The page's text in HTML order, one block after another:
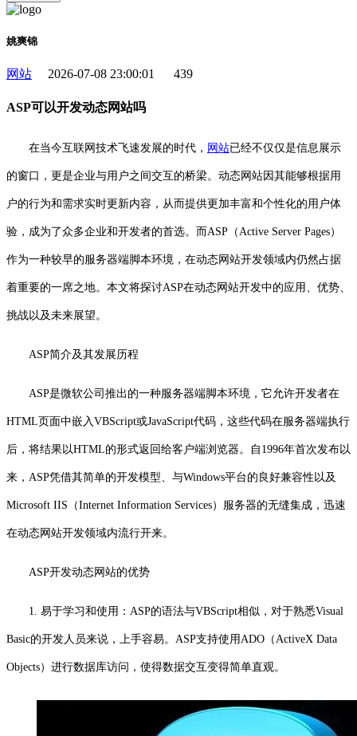
姚爽锦
网站 2026-07-08 23:00:01 439
ASP可以开发动态网站吗
在当今互联网技术飞速发展的时代， 网站已经不仅仅是信息展示
的窗口，更是企业与用户之间交互的桥梁。动态网站因其能够根据用
户的行为和需求实时更新内容，从而提供更加丰富和个性化的用户体
验，成为了众多企业和开发者的首选。而ASP（Active Server Pages）
作为一种较早的服务器端脚本环境，在动态网站开发领域内仍然占据
着重要的一席之地。本文将探讨ASP在动态网站开发中的应用、优势、
挑战以及未来展望。
ASP简介及其发展历程
ASP是微软公司推出的一种服务器端脚本环境，它允许开发者在
HTML页面中嵌入VBScript或JavaScript代码，这些代码在服务器端执行
后，将结果以HTML的形式返回给客户端浏览器。自1996年首次发布以
来，ASP凭借其简单的开发模型、与Windows平台的良好兼容性以及
Microsoft IIS（Internet Information Services）服务器的无缝集成，迅速
在动态网站开发领域内流行开来。
ASP开发动态网站的优势
1. 易于学习和使用：ASP的语法与VBScript相似，对于熟悉Visual
Basic的开发人员来说，上手容易。ASP支持使用ADO（ActiveX Data
Objects）进行数据库访问，使得数据交互变得简单直观。